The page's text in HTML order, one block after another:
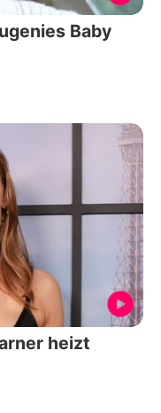
Baby
heizt